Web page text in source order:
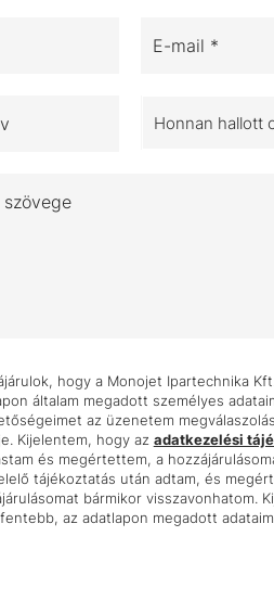
E-mail *
Honnan hallott
hogy a Monojet Ipartechnika
általam megadott személyes
az üzenetem
Kijelentem, hogy az adatkezelési
és megértettem, a
tájékoztatás után adtam, és
bármikor visszavonhatom.
az adatlapon megadott